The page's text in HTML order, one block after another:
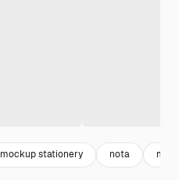
mockup stationery nota